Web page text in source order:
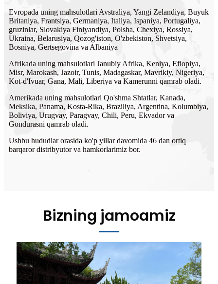
Evropada uning mahsulotlari Avstraliya, Yangi Zelandiya, Buyuk
Britaniya, Frantsiya, Germaniya, Italiya, Ispaniya, Portugaliya,
gruzinlar, Slovakiya Finlyandiya, Polsha, Chexiya, Rossiya,
Ukraina, Belarusiya, Qozog'iston, O'zbekiston, Shvetsiya,
Bosniya, Gertsegovina va Albaniya
Afrikada uning mahsulotlari Janubiy Afrika, Keniya, Efiopiya,
Misr, Marokash, Jazoir, Tunis, Madagaskar, Mavrikiy, Nigeriya,
Kot-d'Ivuar, Gana, Mali, Liberiya va Kamerunni qamrab oladi.
Amerikada uning mahsulotlari Qo'shma Shtatlar, Kanada,
Meksika, Panama, Kosta-Rika, Braziliya, Argentina, Kolumbiya,
Boliviya, Urugvay, Paragvay, Chili, Peru, Ekvador va
Gondurasni qamrab oladi.
Ushbu hududlar orasida ko'p yillar davomida 46 dan ortiq
barqaror distribyutor va hamkorlarimiz bor.
Bizning jamoamiz